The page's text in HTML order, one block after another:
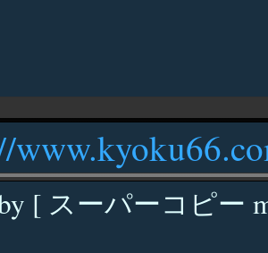
[ スーパーコピー